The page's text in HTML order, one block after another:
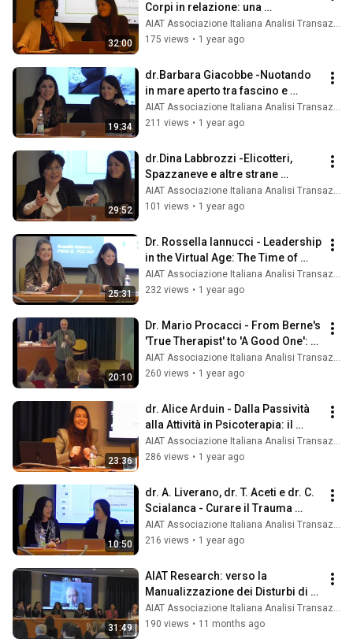
32:00
Corpi in relazione: una
dimensione sociale dell’Analisi
Transazionale
AIAT Associazione Italiana Analisi Transazionale
175 views • 1 year ago
19:34
dr.Barbara Giacobbe -Nuotando
in mare aperto tra fascino e
paura: terapia con adolescenti e
giovani
AIAT Associazione Italiana Analisi Transazionale
211 views • 1 year ago
29:52
dr.Dina Labbrozzi -Elicotteri,
Spazzaneve e altre strane
creature. L'ansia nei bambini e
adolescenti
AIAT Associazione Italiana Analisi Transazionale
101 views • 1 year ago
25:31
Dr. Rossella Iannucci - Leadership
in the Virtual Age: The Time of
Being in Workplaces
AIAT Associazione Italiana Analisi Transazionale
232 views • 1 year ago
20:10
Dr. Mario Procacci - From Berne's
'True Therapist' to 'A Good One': A
reflection on the online se...
AIAT Associazione Italiana Analisi Transazionale
260 views • 1 year ago
23:36
dr. Alice Arduin - Dalla Passività
alla Attività in Psicoterapia: il
ruolo dello spettatore Passivo
AIAT Associazione Italiana Analisi Transazionale
286 views • 1 year ago
10:50
dr. A. Liverano, dr. T. Aceti e dr. C.
Scialanca - Curare il Trauma
attraverso l'Analisi del Sogno
AIAT Associazione Italiana Analisi Transazionale
216 views • 1 year ago
31:49
AIAT Research: verso la
Manualizzazione dei Disturbi di
Personalità - Centri di Ricerca
AIAT
AIAT Associazione Italiana Analisi Transazionale
190 views • 11 months ago